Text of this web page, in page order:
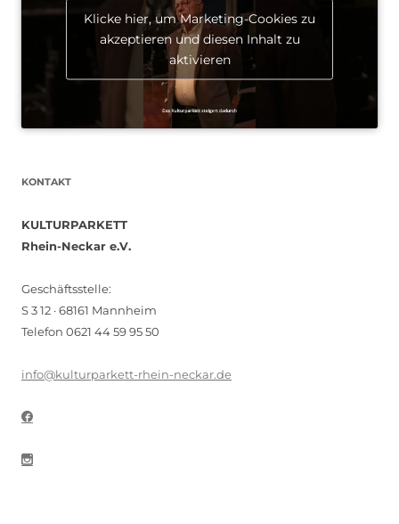
Klicke hier, um Marketing-Cookies zu
akzeptieren und diesen Inhalt zu
aktivieren
KONTAKT
KULTURPARKETT
Rhein-Neckar e.V.
Geschäftsstelle:
S 3 12 · 68161 Mannheim
Telefon 0621 44 59 95 50
info@kulturparkett-rhein-neckar.de